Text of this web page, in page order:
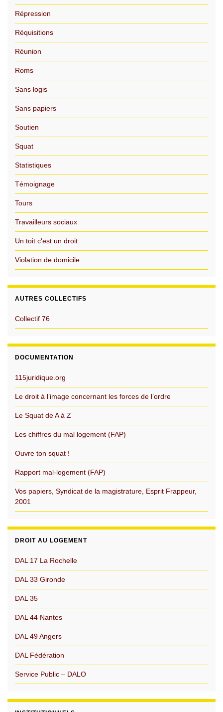
Répression
Réquisitions
Réunion
Roms
Sans logis
Sans papiers
Soutien
Squat
Statistiques
Témoignage
Tours
Travailleurs sociaux
Un toit c'est un droit
Violation de domicile
AUTRES COLLECTIFS
Collectif 76
DOCUMENTATION
115juridique.org
Le droit à l’image concernant les forces de l’ordre
Le Squat de A à Z
Les chiffres du mal logement (FAP)
Ouvre ton squat !
Rapport mal-logement (FAP)
Vos papiers, Syndicat de la magistrature, Esprit Frappeur,
2001
DROIT AU LOGEMENT
DAL 17 La Rochelle
DAL 33 Gironde
DAL 35
DAL 44 Nantes
DAL 49 Angers
DAL Fédération
Service Public – DALO